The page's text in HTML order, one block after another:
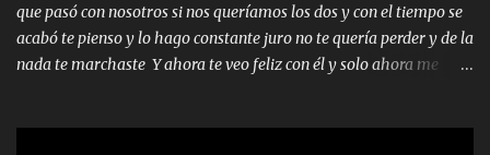
tengo de mi mente no se va, en mi corazón me llevo lo mismo que
tu papá, a veces me pongo triste porque no puedo mirarte, mas se
que tu me escuchas porque tu eres mi gran ángel, El desespero me
que pasó con nosotros si nos queríamos los dos y con el tiempo se
acabó te pienso y lo hago constante juro no te quería perder y de la
nada te marchaste Y ahora te veo feliz con él y solo ahora me